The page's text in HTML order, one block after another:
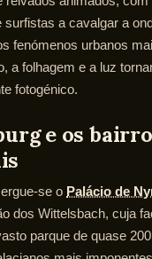
surfistas a cavalgar a
fenómenos urbanos
a folhagem e a luz
fotogénico.
e os
se o Palácio de
dos Wittelsbach, cuja
parque de quase